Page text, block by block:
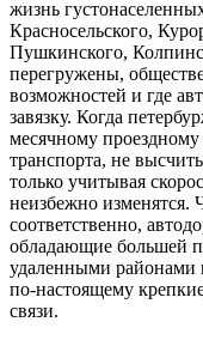
жизнь
Красносельского,
Пушкинского,
перегружены,
возможностей и где
завязку. Когда
месячному
транспорта, не
только учитывая
неизбежно изменятся.
соответственно,
обладающие большей
удаленными районами
по‑настоящему
связи.